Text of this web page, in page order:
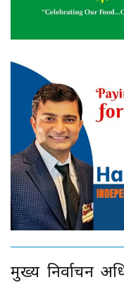
मुख्य निर्वाचन